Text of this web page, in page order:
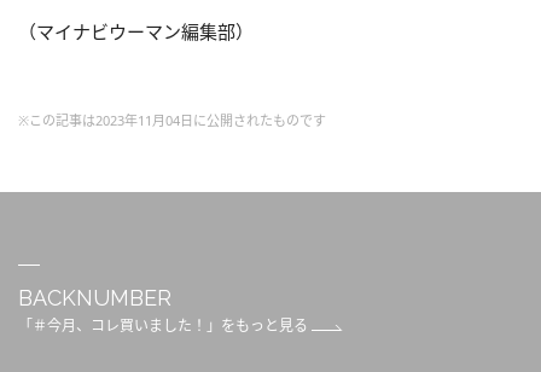
（マイナビウーマン編集部）
※この記事は2023年11月04日に公開されたものです
BACKNUMBER
「＃今月、コレ買いました！」をもっと見る